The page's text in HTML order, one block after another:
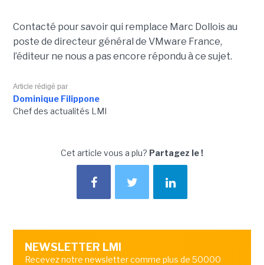
Contacté pour savoir qui remplace Marc Dollois au
poste de directeur général de VMware France,
l’éditeur ne nous a pas encore répondu à ce sujet.
Article rédigé par
Dominique Filippone
Chef des actualités LMI
Cet article vous a plu? Partagez le !
NEWSLETTER LMI
Recevez notre newsletter comme plus de 50000